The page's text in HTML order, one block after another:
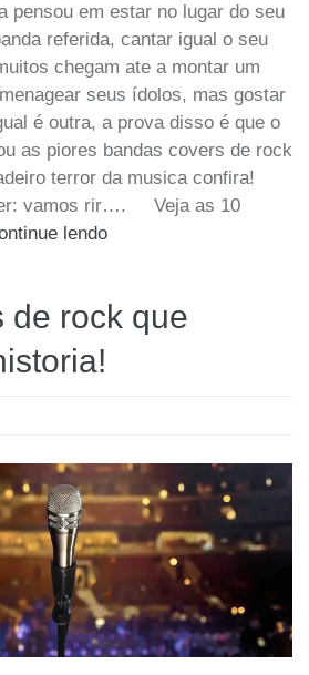
pensou em estar no lugar do seu
referida, cantar igual o seu
chegam ate a montar um
seus ídolos, mas gostar
é outra, a prova disso é que o
as piores bandas covers de rock
terror da musica confira!
vamos rir…. Veja as 10
lendo
de rock que